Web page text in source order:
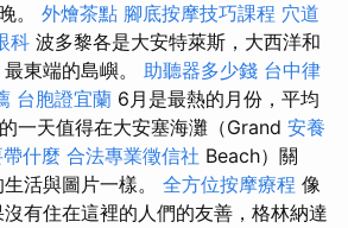
。 外燴茶點 腳底按摩技巧課程 穴道
科 波多黎各是大安特萊斯，大西洋和
東端的島嶼。 助聽器多少錢 台中律
台胞證宜蘭 6月是最熱的月份，平均
一天值得在大安塞海灘（Grand 安養
什麼 合法專業徵信社 Beach）關
活與圖片一樣。 全方位按摩療程 像
有住在這裡的人們的友善，格林納達